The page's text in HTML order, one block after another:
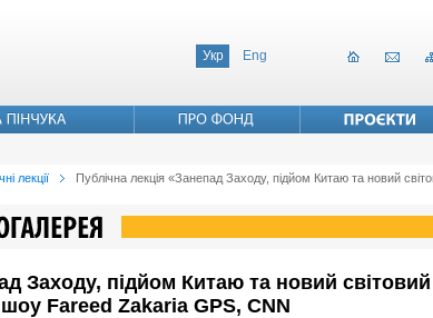
Укр Eng
лекції
Публічна лекція «Занепад Заходу, підйом Китаю та новий
Заходу, підйом Китаю та новий
шоу Fareed Zakaria GPS, CNN